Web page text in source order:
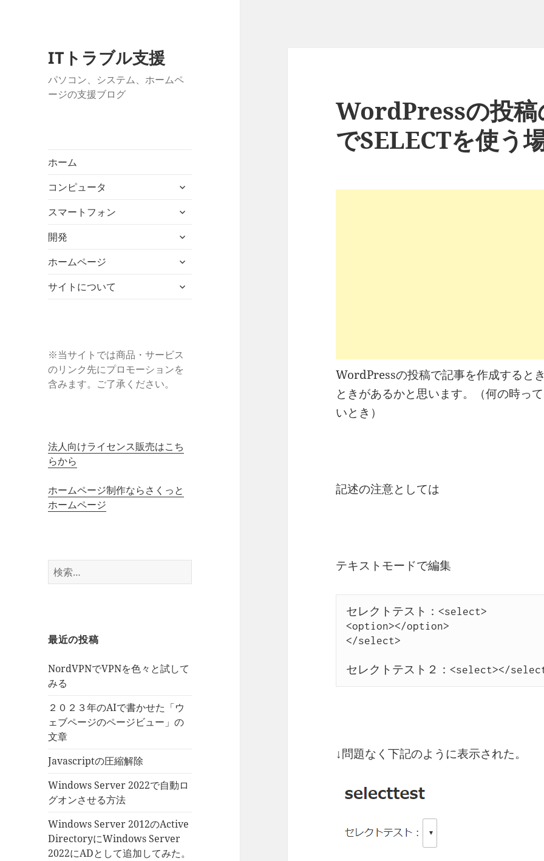
ITトラブル支援
パソコン、システム、ホームペ
ージの支援ブログ
ホーム
コンピュータ
サ
メ
ュ
を
スマートフォン
サ
メ
ュ
を
開発
サ
メ
ュ
ホームページ
サ
メ
展
開
サイトについて
サ
ー
を
※当サイトでは商品・サービス
のリンク先にプロモーションを
含みます。ご了承ください。
法人向けライセンス販売はこち
らから
ホームページ制作ならさくっと
ホームページ
検
索:
最近の投稿
NordVPNでVPNを色々と試して
みる
２０２３年のAIで書かせた「ウ
ェブページのページビュー」の
文章
Javascriptの圧縮解除
Windows Server 2022で自動ロ
グオンさせる方法
Windows Server 2012のActive
DirectoryにWindows Server
2022にADとして追加してみた。
WordPressの投稿
でSELECTを使う
WordPressの投稿で記事を作成すると
ときがあるかと思います。（何の時っ
いとき）
記述の注意としては
テキストモードで編集
セレクトテスト：<select>
<option></option>
</select>
セレクトテスト２：<select></
↓問題なく下記のように表示された。